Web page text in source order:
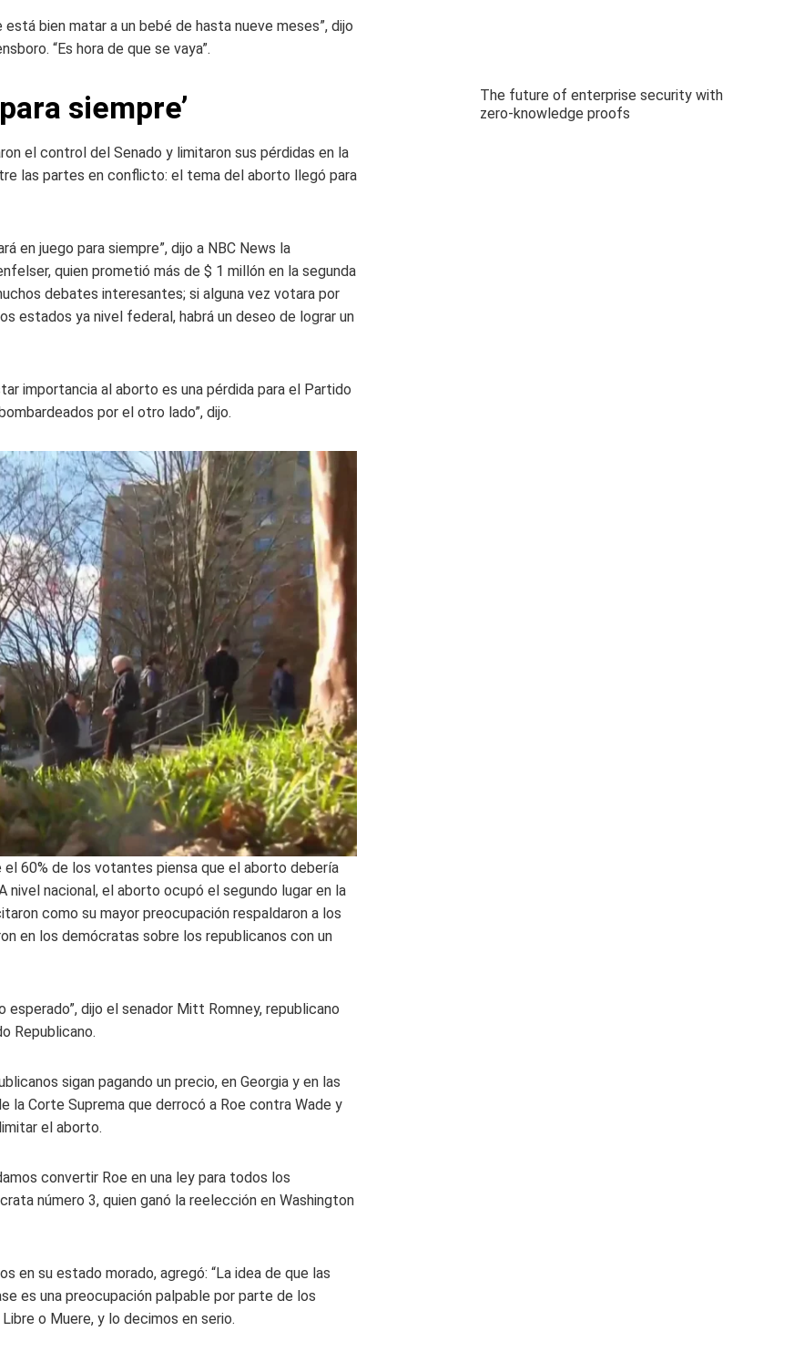
bien matar a un bebé de hasta nueve meses”, dijo
“Es hora de que se vaya”.
siempre’
el control del Senado y limitaron sus pérdidas en la
las partes en conflicto: el tema del aborto llegó para
en juego para siempre”, dijo a NBC News la
quien prometió más de $ 1 millón en la segunda
debates interesantes; si alguna vez votara por
estados ya nivel federal, habrá un deseo de lograr un
importancia al aborto es una pérdida para el Partido
por el otro lado”, dijo.
el 60% de los votantes piensa que el aborto debería
nivel nacional, el aborto ocupó el segundo lugar en la
como su mayor preocupación respaldaron a los
en los demócratas sobre los republicanos con un
dijo el senador Mitt Romney, republicano
Republicano.
sigan pagando un precio, en Georgia y en las
la Corte Suprema que derrocó a Roe contra Wade y
el aborto.
convertir Roe en una ley para todos los
número 3, quien ganó la reelección en Washington
en su estado morado, agregó: “La idea de que las
es una preocupación palpable por parte de los
o Muere, y lo decimos en serio.
The future of enterprise security with
zero-knowledge proofs